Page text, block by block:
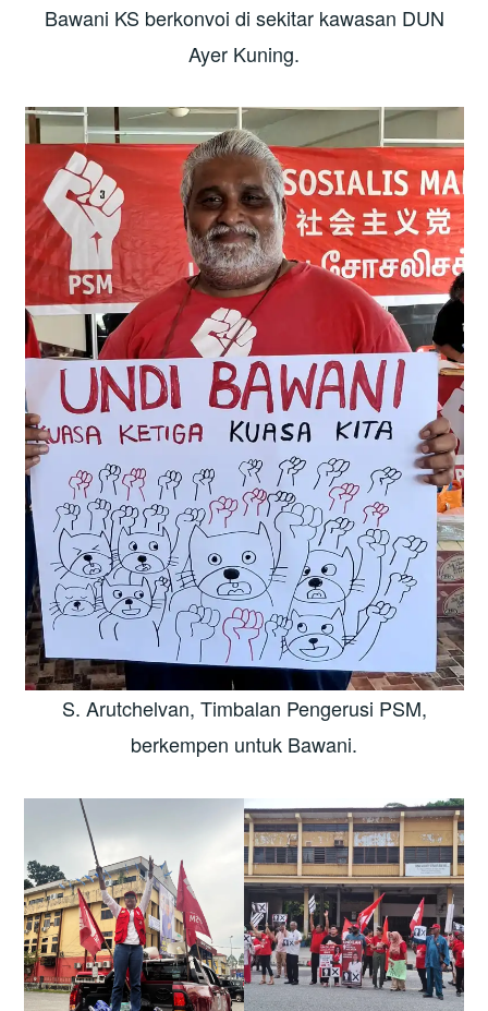
Bawani KS berkonvoi di sekitar kawasan DUN
Ayer Kuning.
S. Arutchelvan, Timbalan Pengerusi PSM,
berkempen untuk Bawani.